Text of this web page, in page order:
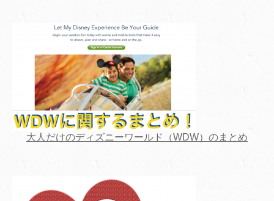
大人だけのディズニーワールド（WDW）のまとめ